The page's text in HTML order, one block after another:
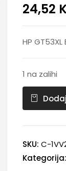
24,52
HP
1 na zalihi
SKU: C-
Kategorija: